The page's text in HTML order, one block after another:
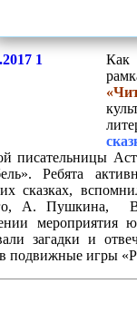
писательницы
Ребята
сказках,
А. Пушкина,
мероприятия
загадки и
подвижные игры